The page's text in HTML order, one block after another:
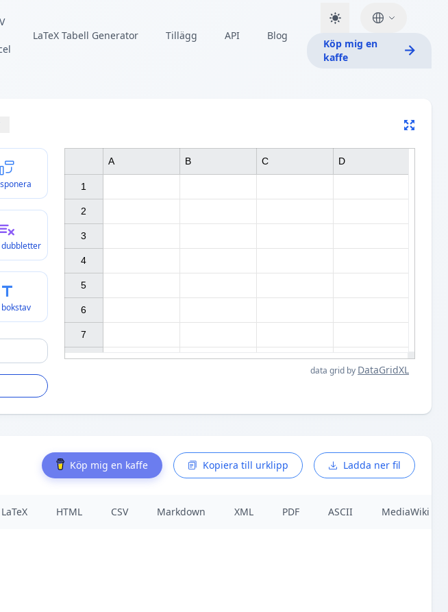
LaTeX Tabell Generator Tillägg API Blog
Köp mig en
kaffe
dubbletter
1
2
3
4
5
6
7
A B C D
data grid by DataGridXL
Köp mig en kaffe Kopiera till urklipp Ladda ner fil
LaTeX HTML CSV Markdown XML PDF ASCII MediaWiki